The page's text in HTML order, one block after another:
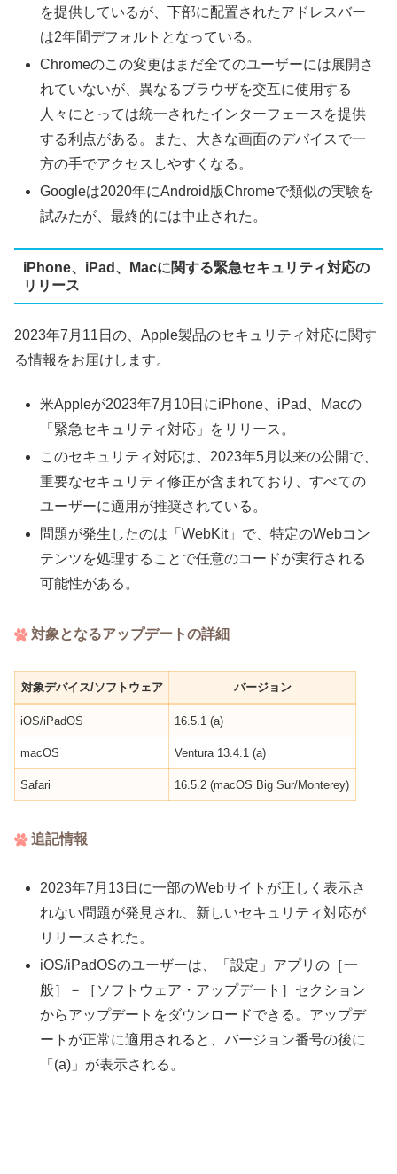
を提供しているが、下部に配置されたアドレスバー
は2年間デフォルトとなっている。
Chromeのこの変更はまだ全てのユーザーには展開さ
れていないが、異なるブラウザを交互に使用する
人々にとっては統一されたインターフェースを提供
する利点がある。また、大きな画面のデバイスで一
方の手でアクセスしやすくなる。
Googleは2020年にAndroid版Chromeで類似の実験を
試みたが、最終的には中止された。
iPhone、iPad、Macに関する緊急セキュリティ対応の
リリース
2023年7月11日の、Apple製品のセキュリティ対応に関す
る情報をお届けします。
米Appleが2023年7月10日にiPhone、iPad、Macの
「緊急セキュリティ対応」をリリース。
このセキュリティ対応は、2023年5月以来の公開で、
重要なセキュリティ修正が含まれており、すべての
ユーザーに適用が推奨されている。
問題が発生したのは「WebKit」で、特定のWebコン
テンツを処理することで任意のコードが実行される
可能性がある。
対象となるアップデートの詳細
対象デバイス/ソフトウェア バージョン
iOS/iPadOS 16.5.1 (a)
macOS Ventura 13.4.1 (a)
Safari 16.5.2 (macOS Big Sur/Monterey)
追記情報
2023年7月13日に一部のWebサイトが正しく表示さ
れない問題が発見され、新しいセキュリティ対応が
リリースされた。
iOS/iPadOSのユーザーは、「設定」アプリの［一
般］－［ソフトウェア・アップデート］セクション
からアップデートをダウンロードできる。アップデ
ートが正常に適用されると、バージョン番号の後に
「(a)」が表示される。